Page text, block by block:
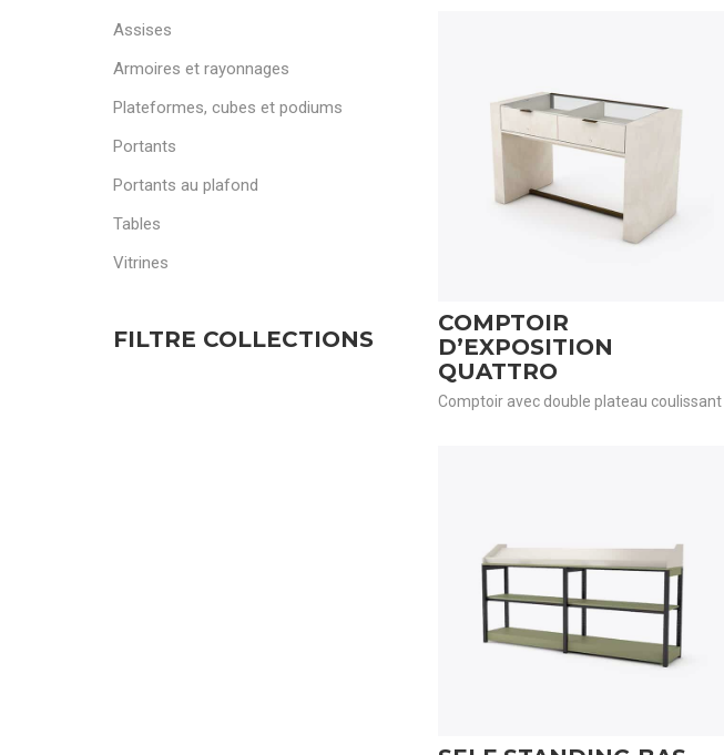
COMPTOIR
D’EXPOSITION
QUATTRO
Comptoir avec double plateau coulissant
Assises
Armoires et rayonnages
Plateformes, cubes et podiums
Portants
Portants au plafond
Tables
Vitrines
FILTRE COLLECTIONS